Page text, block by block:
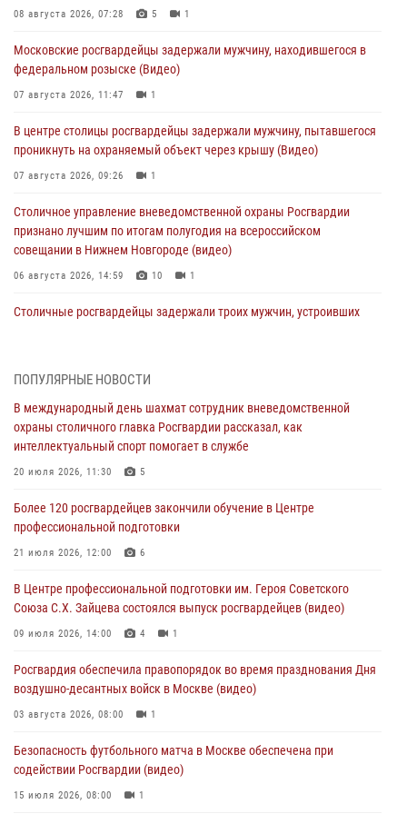
08 августа 2026, 07:28 5 1
Московские росгвардейцы задержали мужчину, находившегося в
федеральном розыске (Видео)
07 августа 2026, 11:47 1
В центре столицы росгвардейцы задержали мужчину, пытавшегося
проникнуть на охраняемый объект через крышу (Видео)
07 августа 2026, 09:26 1
Столичное управление вневедомственной охраны Росгвардии
признано лучшим по итогам полугодия на всероссийском
совещании в Нижнем Новгороде (видео)
06 августа 2026, 14:59 10 1
Столичные росгвардейцы задержали троих мужчин, устроивших
матче в Москве обеспечила Росгвардия (видео)
06 августа 2026, 08:30
Столичные росгвардейцы задержали мужчину, устроившего дебош
05 августа 2026, 12:39
Московские росгвардейцы обеспечили безопасность проведения
05 августа 2026, 12:35
Делегация МВД Республики Беларусь ознакомилась с передовыми
04 августа 2026, 18:16 5
ПОПУЛЯРНЫЕ НОВОСТИ
В международный день шахмат сотрудник вневедомственной
охраны столичного главка Росгвардии рассказал, как
интеллектуальный спорт помогает в службе
20 июля 2026, 11:30 5
Более 120 росгвардейцев закончили обучение в Центре
профессиональной подготовки
21 июля 2026, 12:00 6
В Центре профессиональной подготовки им. Героя Советского
Союза С.Х. Зайцева состоялся выпуск росгвардейцев (видео)
09 июля 2026, 14:00 4 1
Росгвардия обеспечила правопорядок во время празднования Дня
воздушно-десантных войск в Москве (видео)
03 августа 2026, 08:00 1
Безопасность футбольного матча в Москве обеспечена при
содействии Росгвардии (видео)
15 июля 2026, 08:00 1